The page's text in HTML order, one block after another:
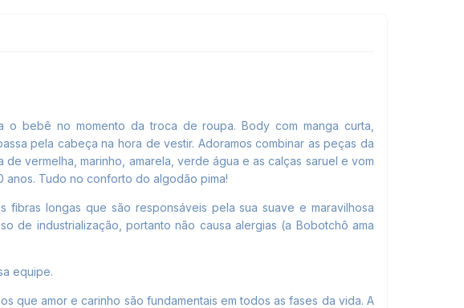
bebê no momento da troca de roupa. Body com manga curta
pela cabeça na hora de vestir. Adoramos combinar as peças da
vermelha, marinho, amarela, verde água e as calças saruel e vom
anos. Tudo no conforto do algodão pima!
fibras longas que são responsáveis pela sua suave e maravilhosa
de industrialização, portanto não causa alergias (a Bobotchô ama
equipe.
que amor e carinho são fundamentais em todos as fases da vida. A